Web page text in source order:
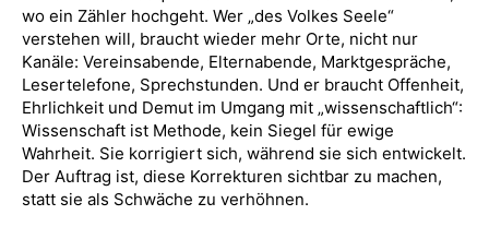
wo ein Zähler hochgeht. Wer „des Volkes Seele“
verstehen will, braucht wieder mehr Orte, nicht nur
Kanäle: Vereinsabende, Elternabende, Marktgespräche,
Lesertelefone, Sprechstunden. Und er braucht Offenheit,
Ehrlichkeit und Demut im Umgang mit „wissenschaftlich“:
Wissenschaft ist Methode, kein Siegel für ewige
Wahrheit. Sie korrigiert sich, während sie sich entwickelt.
Der Auftrag ist, diese Korrekturen sichtbar zu machen,
statt sie als Schwäche zu verhöhnen.